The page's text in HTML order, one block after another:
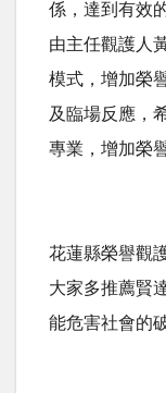
係，達到有效
由主任觀護人
模式，增加榮
及臨場反應，
專業，增加榮
花蓮縣榮譽觀
大家多推薦賢
能危害社會的